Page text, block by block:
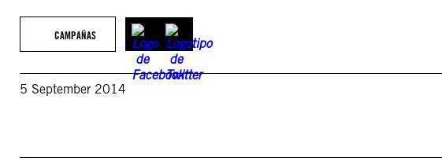
CAMPAÑAS
5 September 2014